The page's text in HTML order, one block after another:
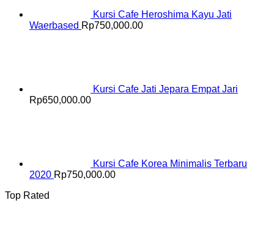
Kursi Cafe Heroshima Kayu Jati
Waerbased Rp750,000.00
Kursi Cafe Jati Jepara Empat Jari
Rp650,000.00
Kursi Cafe Korea Minimalis Terbaru
2020 Rp750,000.00
Top Rated